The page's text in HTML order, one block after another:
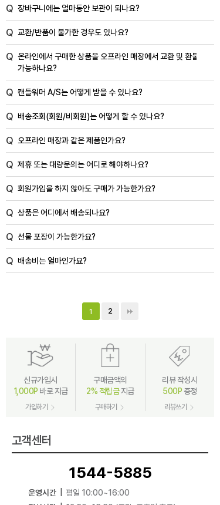
Q 장바구니에는 얼마동안 보관이 되나요?
Q 교환/반품이 불가한 경우도 있나요?
Q 온라인에서 구매한 상품을 오프라인 매장에서 교환 및 환불이
가능하나요?
Q 캔들워머 A/S는 어떻게 받을 수 있나요?
Q 배송조회(회원/비회원)는 어떻게 할 수 있나요?
Q 오프라인 매장과 같은 제품인가요?
Q 제휴 또는 대량문의는 어디로 해야하나요?
Q 회원가입을 하지 않아도 구매가 가능한가요?
Q 상품은 어디에서 배송되나요?
Q 선물 포장이 가능한가요?
Q 배송비는 얼마인가요?
1 2
신규가입시
1,000P 바로 지급
가입하기
구매금액의
2% 적립금지급
구매하기
리뷰 작성시
500P 증정
리뷰쓰기
고객센터
1544-5885
운영시간
평일 10:00~16:00